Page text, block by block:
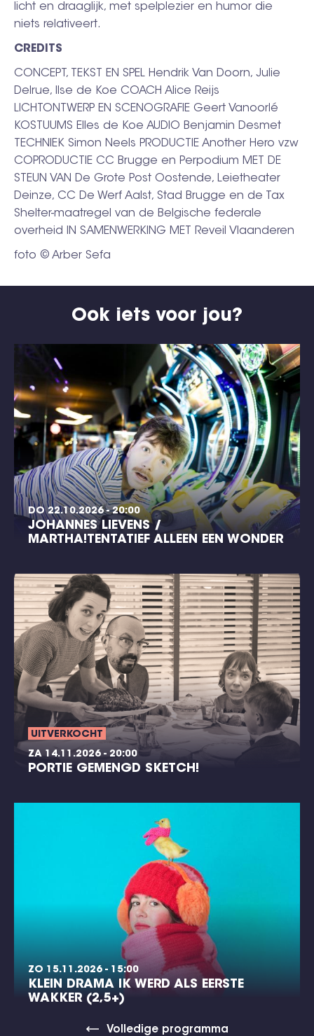
licht en draaglijk, met spelplezier en humor die
niets relativeert.
CREDITS
CONCEPT, TEKST EN SPEL Hendrik Van Doorn, Julie
Delrue, Ilse de Koe COACH Alice Reijs
LICHTONTWERP EN SCENOGRAFIE Geert Vanoorlé
KOSTUUMS Elles de Koe AUDIO Benjamin Desmet
TECHNIEK Simon Neels PRODUCTIE Another Hero vzw
COPRODUCTIE CC Brugge en Perpodium MET DE
STEUN VAN De Grote Post Oostende, Leietheater
Deinze, CC De Werf Aalst, Stad Brugge en de Tax
Shelter-maatregel van de Belgische federale
overheid IN SAMENWERKING MET Reveil Vlaanderen
foto © Arber Sefa
Ook iets voor jou?
DO 22.10.2026 - 20:00
JOHANNES LIEVENS /
MARTHA!TENTATIEF ALLEEN EEN WONDER
UITVERKOCHT
ZA 14.11.2026 - 20:00
PORTIE GEMENGD SKETCH!
ZO 15.11.2026 - 15:00
KLEIN DRAMA IK WERD ALS EERSTE
WAKKER (2,5+)
Volledige programma